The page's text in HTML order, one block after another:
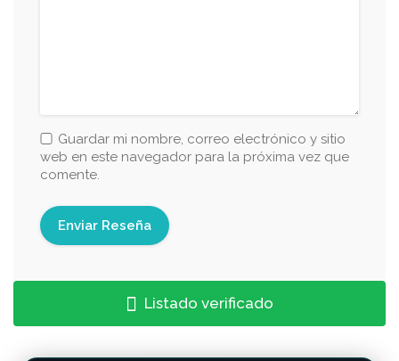
Guardar mi nombre, correo electrónico y sitio
web en este navegador para la próxima vez que
comente.
Listado verificado